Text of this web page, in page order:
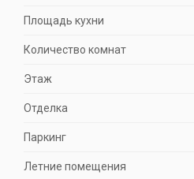
Площадь кухни
Количество комнат
Этаж
Отделка
Паркинг
Летние помещения